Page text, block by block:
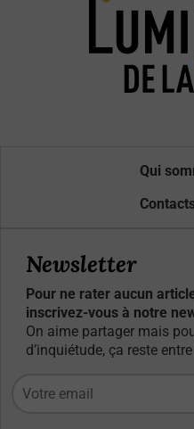
Qui
Newsletter
Pour ne rater aucun
inscrivez-vous à notre
On aime partager mais
d’inquiétude, ça reste